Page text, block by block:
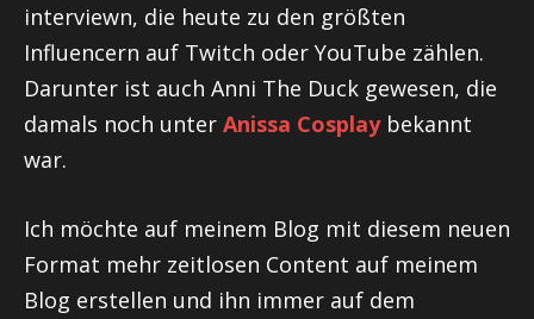
interviewn, die heute zu den größten
Influencern auf Twitch oder YouTube zählen.
Darunter ist auch Anni The Duck gewesen, die
damals noch unter Anissa Cosplaybekannt
war.
Ich möchte auf meinem Blog mit diesem neuen
Format mehr zeitlosen Content auf meinem
Blog erstellen und ihn immer auf dem